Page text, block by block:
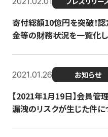
寄付総額10億円を突破！
金等の財務状況を一覧化
2021.01.26 お知らせ
【2021年1月19日】会員管
漏洩のリスクが生じた件に